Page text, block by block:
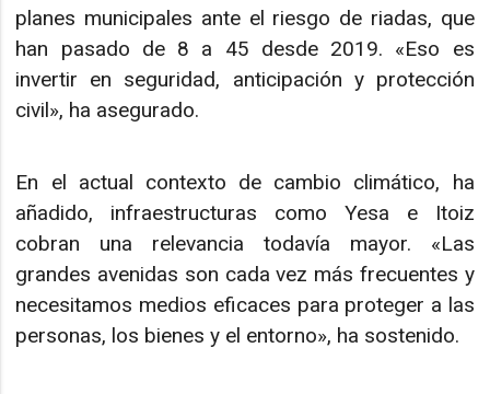
planes municipales ante el riesgo de riadas, que
han pasado de 8 a 45 desde 2019. «Eso es
invertir en seguridad, anticipación y protección
civil», ha asegurado.
En el actual contexto de cambio climático, ha
añadido, infraestructuras como Yesa e Itoiz
cobran una relevancia todavía mayor. «Las
grandes avenidas son cada vez más frecuentes y
necesitamos medios eficaces para proteger a las
personas, los bienes y el entorno», ha sostenido.